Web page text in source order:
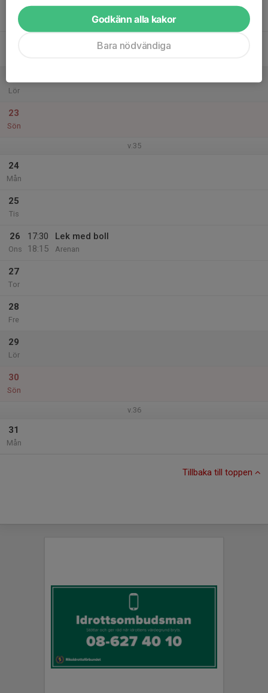
Tor
Lör
23
Sön
v.35
24
Mån
25
Tis
26
Ons
17:30
18:15
Lek med boll
Arenan
27
Tor
28
Fre
29
Lör
30
Sön
v.36
31
Mån
Tillbaka till toppen
Godkänn alla kakor
Bara nödvändiga